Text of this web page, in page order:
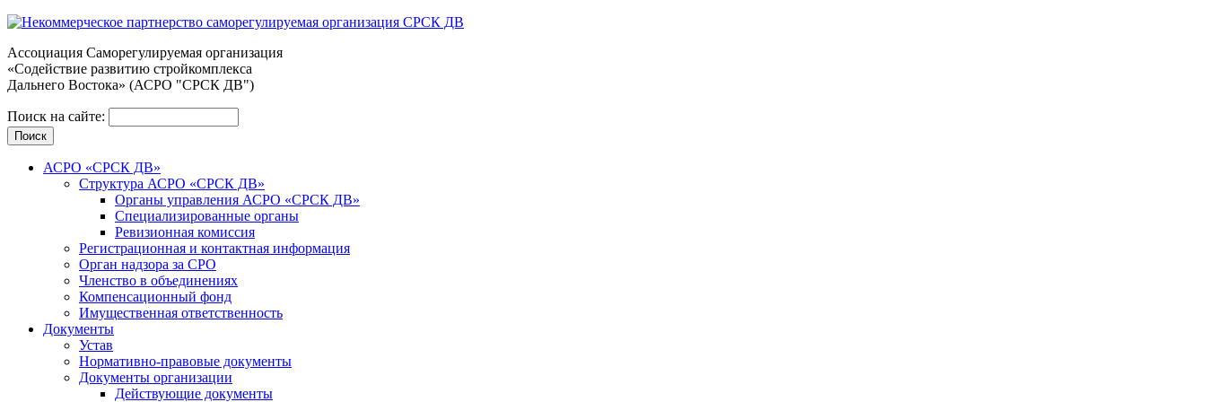
Ассоциация Cаморегулируемая организация
«Содействие развитию стройкомплекса
Дальнего Востока» (АСРО "СРСК ДВ")
Поиск на сайте:
АСРО «СРСК ДВ»
Структура АСРО «СРСК ДВ»
Органы управления АСРО «СРСК ДВ»
Специализированные органы
Ревизионная комиссия
Регистрационная и контактная информация
Орган надзора за СРО
Членство в объединениях
Компенсационный фонд
Имущественная ответственность
Документы
Устав
Нормативно-правовые документы
Документы организации
Действующие документы